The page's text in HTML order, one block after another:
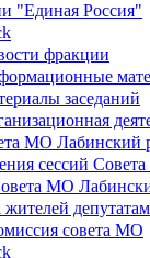
"Единая Россия"
фракции
заседаний
МО Лабинский
сессий
МО
жителей
совета МО